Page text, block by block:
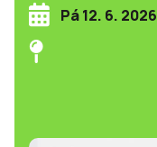
Pá 12. 6. 2026